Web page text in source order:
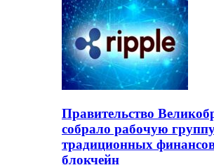
Правительство
собрало рабочую
традиционных
блокчейн